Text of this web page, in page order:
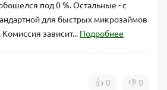
под 0 %. Остальные - с
для быстрых микрозаймов
Комиссия зависит... Подробнее
👍 0 👎 0